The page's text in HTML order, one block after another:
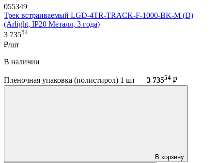
055349
Трек встраиваемый LGD-4TR-TRACK-F-1000-BK-M (D)
(Arlight, IP20 Металл, 3 года)
3 73554
₽/шт
В наличии
Пленочная упаковка (полистирол) 1 шт — 3 73554 ₽
В корзину